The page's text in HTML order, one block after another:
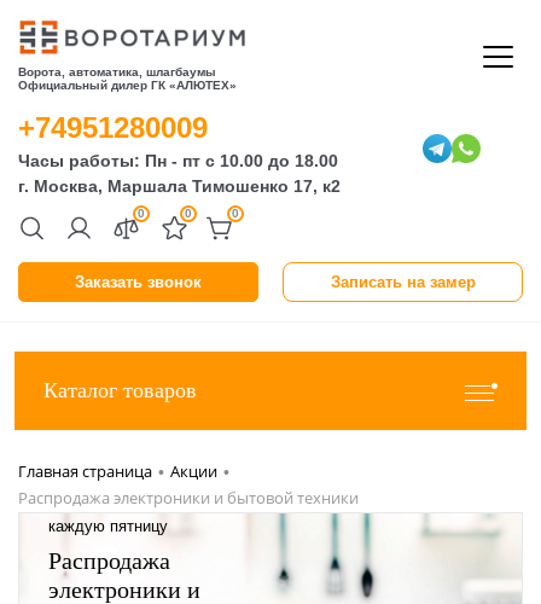
Ворота, автоматика, шлагбаумы
Официальный дилер ГК «АЛЮТЕХ»
Заказать звонок Записать на замер
0 0 0
+74951280009
Часы работы: Пн - пт с 10.00 до 18.00
г. Москва, Маршала Тимошенко 17, к2
Каталог товаров
Главная страница • Акции •
Распродажа электроники и бытовой техники
каждую пятницу
Распродажа
электроники и